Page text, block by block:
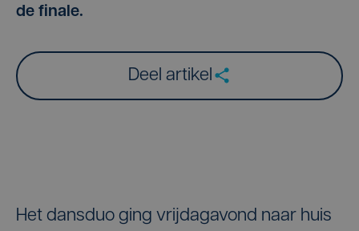
de finale.
Deel artikel
Het dansduo ging vrijdagavond naar huis